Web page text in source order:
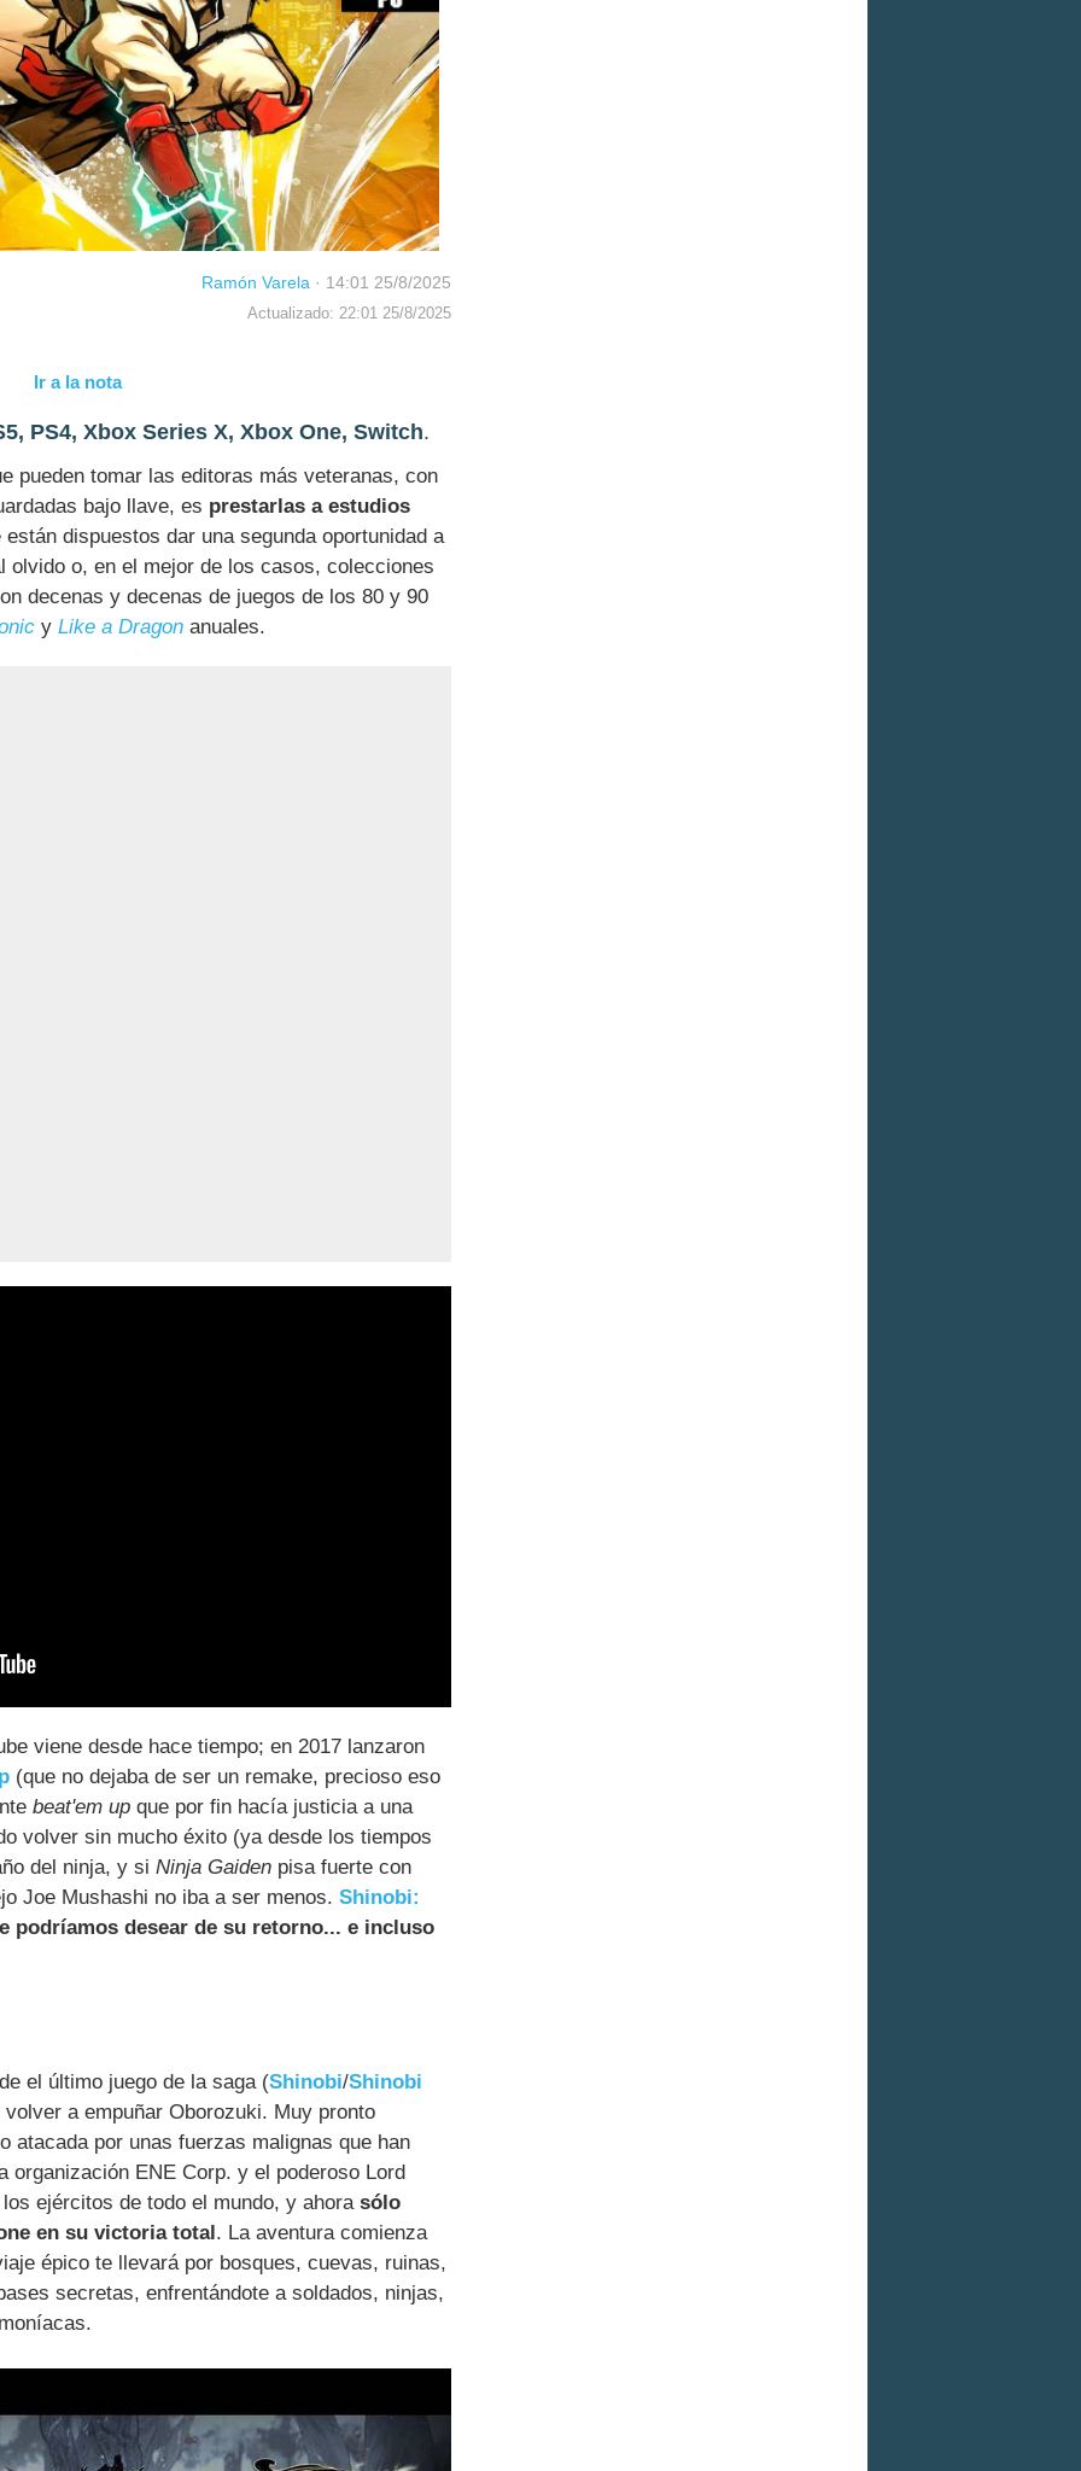
Ramón Varela · 14:01 25/8/2025
Actualizado: 22:01 25/8/2025
Ir a la nota
PS4, Xbox Series X, Xbox One, Switch.
pueden tomar las editoras más veteranas, con
bajo llave, es prestarlas a estudios
dispuestos dar una segunda oportunidad a
olvido o, en el mejor de los casos, colecciones
decenas y decenas de juegos de los 80 y 90
y Like a Dragon anuales.
viene desde hace tiempo; en 2017 lanzaron
(que no dejaba de ser un remake, precioso eso
beat'em up que por fin hacía justicia a una
volver sin mucho éxito (ya desde los tiempos
del ninja, y si Ninja Gaiden pisa fuerte con
Joe Mushashi no iba a ser menos. Shinobi:
podríamos desear de su retorno... e incluso
el último juego de la saga (Shinobi/Shinobi
a empuñar Oborozuki. Muy pronto
atacada por unas fuerzas malignas que han
organización ENE Corp. y el poderoso Lord
ejércitos de todo el mundo, y ahora sólo
en su victoria total. La aventura comienza
épico te llevará por bosques, cuevas, ruinas,
secretas, enfrentándote a soldados, ninjas,